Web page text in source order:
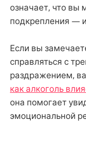
означает, что
подкрепления —
Если вы
справляться с
раздражением,
как алкоголь
она помогает
эмоциональной